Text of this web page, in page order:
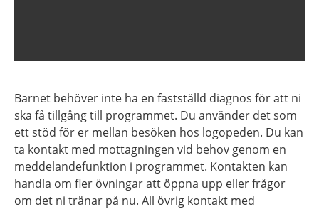
Barnet behöver inte ha en fastställd diagnos för att ni
ska få tillgång till programmet. Du använder det som
ett stöd för er mellan besöken hos logopeden. Du kan
ta kontakt med mottagningen vid behov genom en
meddelandefunktion i programmet. Kontakten kan
handla om fler övningar att öppna upp eller frågor
om det ni tränar på nu. All övrig kontakt med